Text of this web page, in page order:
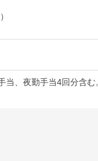
当、夜勤手当4回分含